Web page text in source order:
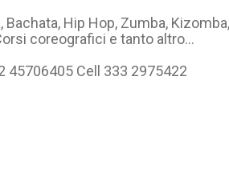
Hip Hop, Zumba,
coreografici e tanto altro…
45706405 Cell 333 2975422